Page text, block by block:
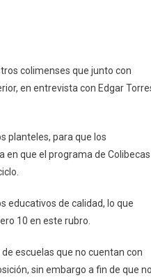
colimenses que junto con
en entrevista con Edgar
planteles, para que los
en que el programa de Colibecas
educativos de calidad, lo que
10 en este rubro.
escuelas que no cuentan con
sin embargo a fin de que no